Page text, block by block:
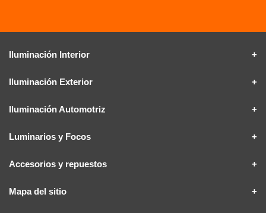
Iluminación Interior
Iluminación Exterior
Iluminación Automotriz
Luminarios y Focos
Accesorios y repuestos
Mapa del sitio